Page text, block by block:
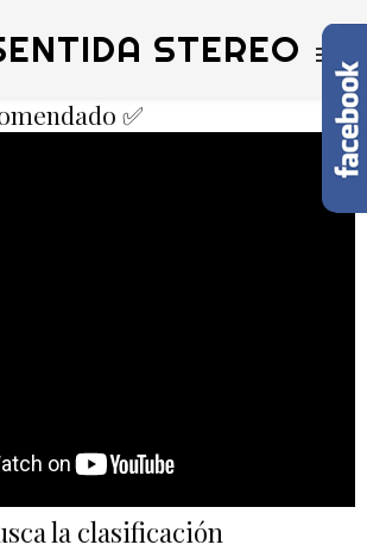
STEREO
✅
la clasificación